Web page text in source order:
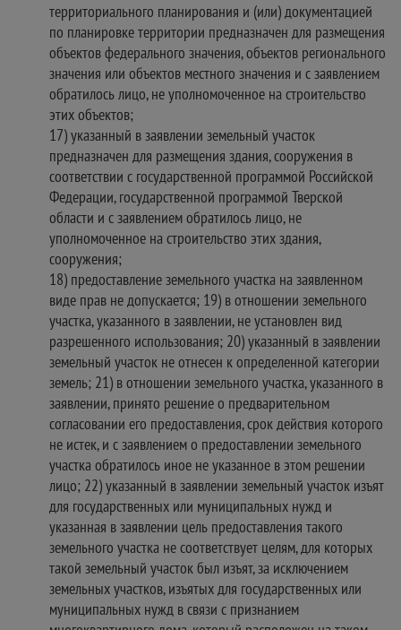
территориального планирования и (или) документацией
по планировке территории предназначен для размещения
объектов федерального значения, объектов регионального
значения или объектов местного значения и с заявлением
обратилось лицо, не уполномоченное на строительство
этих объектов;
17) указанный в заявлении земельный участок
предназначен для размещения здания, сооружения в
соответствии с государственной программой Российской
Федерации, государственной программой Тверской
области и с заявлением обратилось лицо, не
уполномоченное на строительство этих здания,
сооружения;
18) предоставление земельного участка на заявленном
виде прав не допускается; 19) в отношении земельного
участка, указанного в заявлении, не установлен вид
разрешенного использования; 20) указанный в заявлении
земельный участок не отнесен к определенной категории
земель; 21) в отношении земельного участка, указанного в
заявлении, принято решение о предварительном
согласовании его предоставления, срок действия которого
не истек, и с заявлением о предоставлении земельного
участка обратилось иное не указанное в этом решении
лицо; 22) указанный в заявлении земельный участок изъят
для государственных или муниципальных нужд и
указанная в заявлении цель предоставления такого
земельного участка не соответствует целям, для которых
такой земельный участок был изъят, за исключением
земельных участков, изъятых для государственных или
муниципальных нужд в связи с признанием